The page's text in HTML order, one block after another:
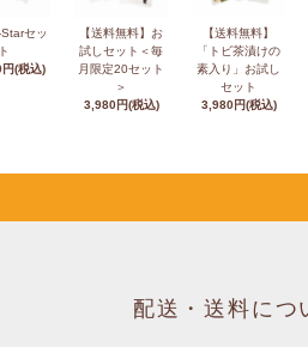
セッ
ト
(税込)
【送料無料】お
試しセット＜毎
月限定20セット
＞
3,980円(税込)
【送料無料】
「トビ茶漬けの
素入り」お試し
セット
3,980円(税込)
配送・送料につ